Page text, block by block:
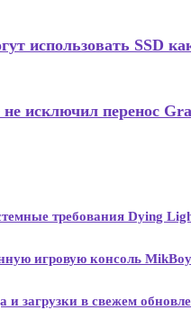
использовать SSD
исключил перенос
требования Dying
игровую консоль
и загрузки в свежем